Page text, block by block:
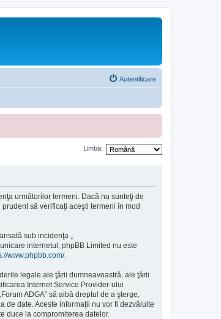
Autentificare
Limba:
următorilor termeni. Dacă nu sunteţi de
să verificaţi aceşti termeni în mod
sub incidenţa „
internetul, phpBB Limited nu este
www.phpbb.com/.
legale ale ţării dumneavoastră, ale ţării
Internet Service Provider-ului
ADGA” să aibă dreptul de a şterge,
de date. Aceste informaţii nu vor fi dezvăluite
duce la compromiterea datelor.